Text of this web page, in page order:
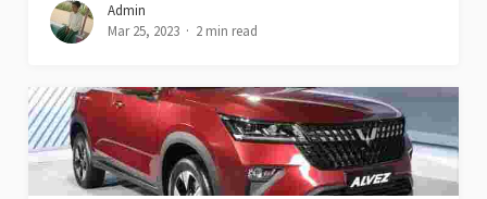
Admin
Mar 25, 2023
2 min read